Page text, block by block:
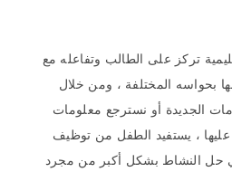
تركز على الطالب وتفاعله مع
بحواسه المختلفة ، ومن خلال
الجديدة أو نسترجع معلومات
، يستفيد الطفل من توظيف
حل النشاط بشكل أكبر من مجرد